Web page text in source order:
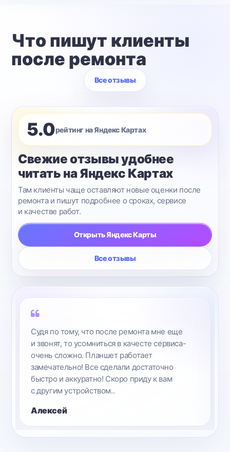
Что пишут клиенты
после ремонта
Все отзывы
5.0рейтинг на Яндекс Картах
Свежие отзывы удобнее
читать на Яндекс Картах
Там клиенты чаще оставляют новые оценки после
ремонта и пишут подробнее о сроках, сервисе
и качестве работ.
Открыть Яндекс Карты
Все отзывы
Трубку подняла мама, но все отлично! Все
фунционирует без проблем.
Виктория